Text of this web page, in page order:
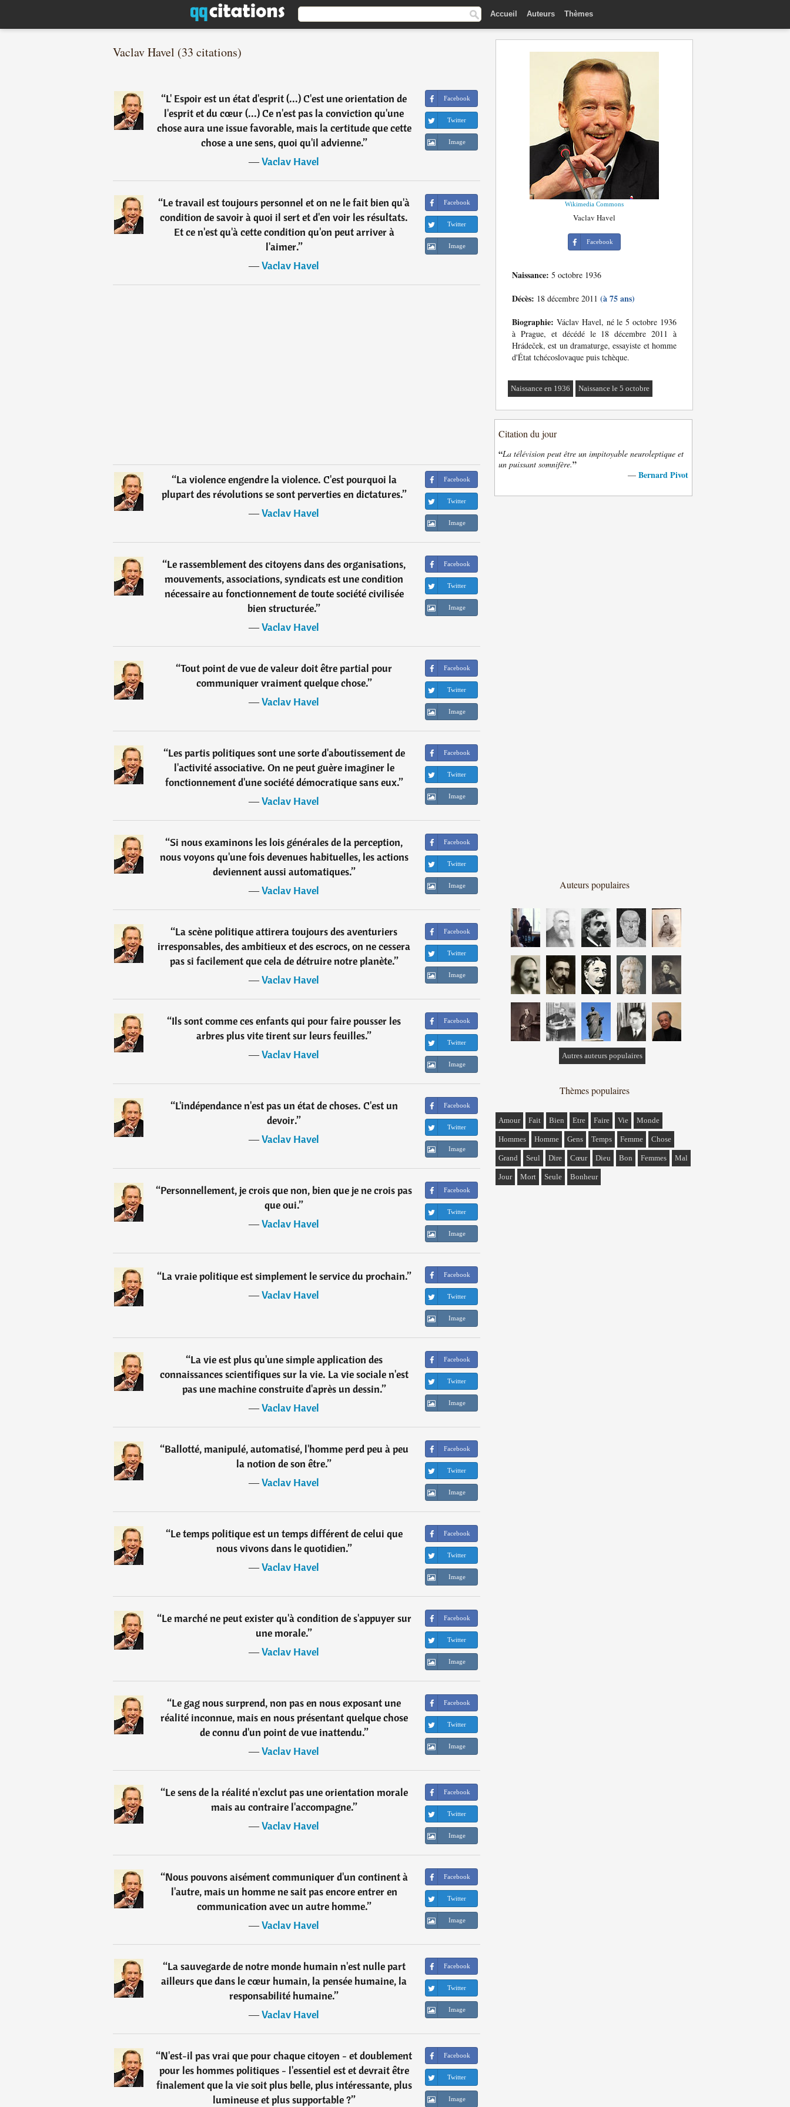
Accueil Auteurs Thèmes
Vaclav Havel (33 citations)
“L' Espoir est un état d'esprit (...) C'est une orientation de
l'esprit et du cœur (...) Ce n'est pas la conviction qu'une
chose aura une issue favorable, mais la certitude que cette
chose a une sens, quoi qu'il advienne.”
―Vaclav Havel
Facebook
Twitter
Image
“Le travail est toujours personnel et on ne le fait bien qu'à
condition de savoir à quoi il sert et d'en voir les résultats.
Et ce n'est qu'à cette condition qu'on peut arriver à
l'aimer.”
―Vaclav Havel
Facebook
Twitter
Image
“La violence engendre la violence. C'est pourquoi la
plupart des révolutions se sont perverties en dictatures.”
―Vaclav Havel
Facebook
Twitter
Image
“Le rassemblement des citoyens dans des organisations,
mouvements, associations, syndicats est une condition
nécessaire au fonctionnement de toute société civilisée
bien structurée.”
―Vaclav Havel
Facebook
Twitter
Image
“Tout point de vue de valeur doit être partial pour
communiquer vraiment quelque chose.”
―Vaclav Havel
Facebook
Twitter
Image
“Les partis politiques sont une sorte d'aboutissement de
l'activité associative. On ne peut guère imaginer le
fonctionnement d'une société démocratique sans eux.”
―Vaclav Havel
Facebook
Twitter
Image
“Si nous examinons les lois générales de la perception,
nous voyons qu'une fois devenues habituelles, les actions
deviennent aussi automatiques.”
―Vaclav Havel
Facebook
Twitter
Image
“La scène politique attirera toujours des aventuriers
irresponsables, des ambitieux et des escrocs, on ne cessera
pas si facilement que cela de détruire notre planète.”
―Vaclav Havel
Facebook
Twitter
Image
“Ils sont comme ces enfants qui pour faire pousser les
arbres plus vite tirent sur leurs feuilles.”
―Vaclav Havel
Facebook
Twitter
Image
“L'indépendance n'est pas un état de choses. C'est un
devoir.”
―Vaclav Havel
Facebook
Twitter
Image
“Personnellement, je crois que non, bien que je ne crois pas
que oui.”
―Vaclav Havel
Facebook
Twitter
Image
“La vraie politique est simplement le service du prochain.”
―Vaclav Havel
Facebook
Twitter
Image
“La vie est plus qu'une simple application des
connaissances scientifiques sur la vie. La vie sociale n'est
pas une machine construite d'après un dessin.”
―Vaclav Havel
Facebook
Twitter
Image
“Ballotté, manipulé, automatisé, l'homme perd peu à peu
la notion de son être.”
―Vaclav Havel
Facebook
Twitter
Image
“Le temps politique est un temps différent de celui que
nous vivons dans le quotidien.”
―Vaclav Havel
Facebook
Twitter
Image
“Le marché ne peut exister qu'à condition de s'appuyer sur
une morale.”
―Vaclav Havel
Facebook
Twitter
Image
“Le gag nous surprend, non pas en nous exposant une
réalité inconnue, mais en nous présentant quelque chose
de connu d'un point de vue inattendu.”
―Vaclav Havel
Facebook
Twitter
Image
“Le sens de la réalité n'exclut pas une orientation morale
mais au contraire l'accompagne.”
―Vaclav Havel
Facebook
Twitter
Image
“Nous pouvons aisément communiquer d'un continent à
l'autre, mais un homme ne sait pas encore entrer en
communication avec un autre homme.”
―Vaclav Havel
Facebook
Twitter
Image
“La sauvegarde de notre monde humain n'est nulle part
ailleurs que dans le cœur humain, la pensée humaine, la
responsabilité humaine.”
―Vaclav Havel
Facebook
Twitter
Image
“N'est-il pas vrai que pour chaque citoyen - et doublement
pour les hommes politiques - l'essentiel est et devrait être
finalement que la vie soit plus belle, plus intéressante, plus
lumineuse et plus supportable ?”
Facebook
Twitter
Image
Wikimedia Commons
Vaclav Havel
Facebook
Naissance: 5 octobre 1936
Décès: 18 décembre 2011 (à 75 ans)
Biographie: Václav Havel, né le 5 octobre 1936
à Prague, et décédé le 18 décembre 2011 à
Hrádeček, est un dramaturge, essayiste et homme
d'État tchécoslovaque puis tchèque.
Naissance en 1936 Naissance le 5 octobre
Citation du jour
“La télévision peut être un impitoyable neuroleptique et
un puissant somnifère.”
— Bernard Pivot
Auteurs populaires
Autres auteurs populaires
Thèmes populaires
Amour Fait Bien Etre Faire Vie Monde
Hommes Homme Gens Temps Femme Chose
Grand Seul Dire Cœur Dieu Bon Femmes Mal
Jour Mort Seule Bonheur